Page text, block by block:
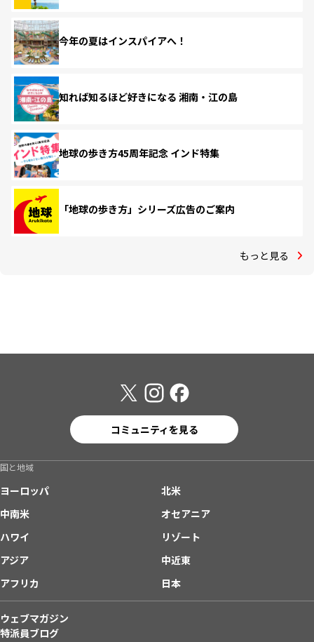
今年の夏はインスパイアへ！
知れば知るほど好きになる 湘南・江の島
地球の歩き方45周年記念 インド特集
「地球の歩き方」シリーズ広告のご案内
もっと見る
コミュニティを見る
国と地域
ヨーロッパ
北米
中南米
オセアニア
ハワイ
リゾート
アジア
中近東
アフリカ
日本
ウェブマガジン
特派員ブログ